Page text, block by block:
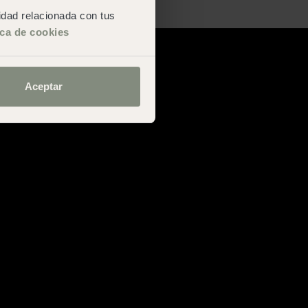
relacionada con tus
de cookies
Aceptar
San Sebastián